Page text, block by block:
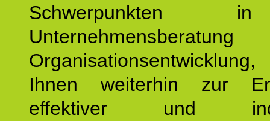
Schwerpunkten
Ihnen weiterhin zur
effektiver und